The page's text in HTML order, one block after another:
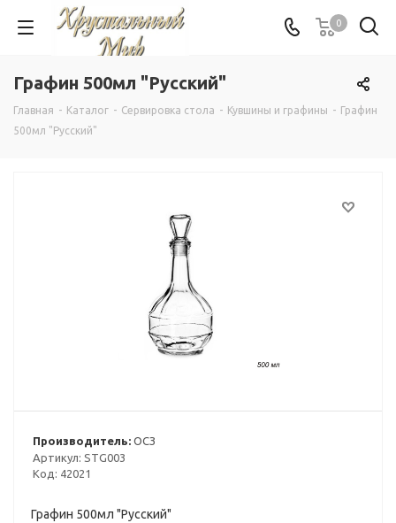
0
Графин 500мл "Русский"
Главная - Каталог - Сервировка стола - Кувшины и графины - Графин
500мл "Русский"
Производитель: ОСЗ
Артикул: STG003
Код: 42021
Графин 500мл "Русский"